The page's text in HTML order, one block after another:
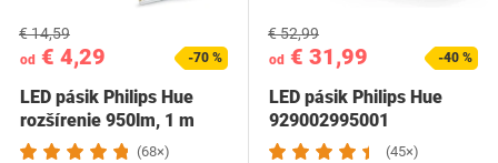
od € 4,29
€ 14,59
-70 %
LED pásik Philips Hue
rozšírenie 950lm, 1 m
(68×)
od € 31,99
€ 52,99
-40 %
LED pásik Philips Hue
929002995001
(45×)